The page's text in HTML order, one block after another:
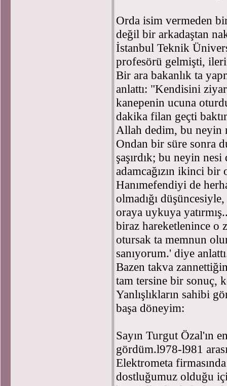
Orda isim vermeden
değil bir arkadaştan
İstanbul Teknik
profesörü gelmişti,
Bir ara bakanlık ta
anlattı: "Kendisini
kanepenin ucuna
dakika filan geçti
Allah dedim, bu neyin
Ondan bir süre sonra
şaşırdık; bu neyin
adamcağızın ikinci
Hanımefendiyi de
olmadığı
oraya uykuya
biraz hareketlenince o
otursak ta memnun
sanıyorum.' diye
Bazen takva
tam tersine bir
Yanlışlıkların sahibi
başa döneyim:
Sayın Turgut Özal'ın
gördüm.l978-l981
Elektrometa
dostluğumuz olduğu